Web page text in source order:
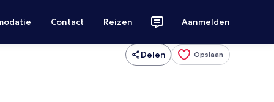
Contact Reizen Aanmelden
Delen Opslaan